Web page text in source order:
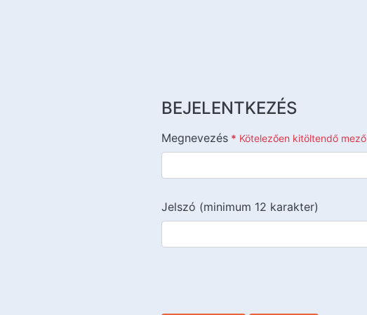
BEJELENTKEZÉS
Megnevezés * Kötelezően kitöltendő mező
Jelszó (minimum 12 karakter)